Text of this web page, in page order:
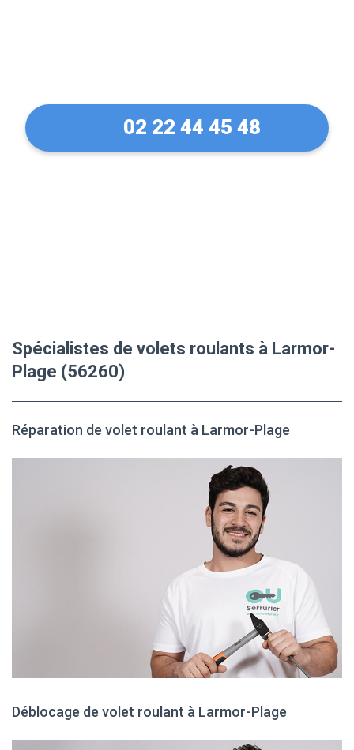
02 22 44 45 48
Spécialistes de volets roulants à Larmor-
Plage (56260)
Réparation de volet roulant à Larmor-Plage
Déblocage de volet roulant à Larmor-Plage